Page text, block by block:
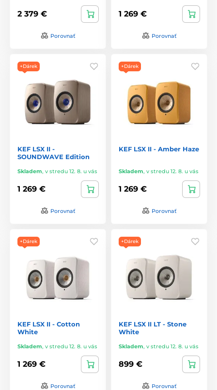
2 379 €
Porovnať
1 269 €
Porovnať
+Dárek
KEF LSX II -
SOUNDWAVE Edition
Skladem, v stredu 12. 8. u vás
1 269 €
Porovnať
+Dárek
KEF LSX II - Amber Haze
Skladem, v stredu 12. 8. u vás
1 269 €
Porovnať
+Dárek
KEF LSX II - Cotton
White
Skladem, v stredu 12. 8. u vás
1 269 €
Porovnať
+Dárek
KEF LSX II LT - Stone
White
Skladem, v stredu 12. 8. u vás
899 €
Porovnať